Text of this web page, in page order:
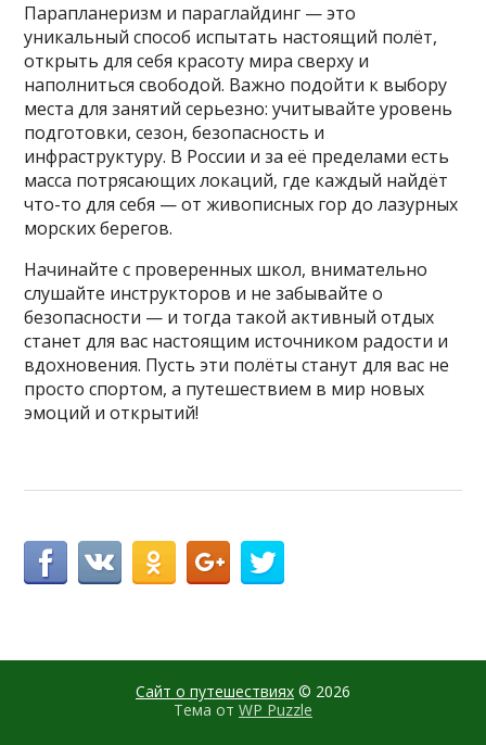
Парапланеризм и параглайдинг — это
уникальный способ испытать настоящий полёт,
открыть для себя красоту мира сверху и
наполниться свободой. Важно подойти к выбору
места для занятий серьезно: учитывайте уровень
подготовки, сезон, безопасность и
инфраструктуру. В России и за её пределами есть
масса потрясающих локаций, где каждый найдёт
что-то для себя — от живописных гор до лазурных
морских берегов.
Начинайте с проверенных школ, внимательно
слушайте инструкторов и не забывайте о
безопасности — и тогда такой активный отдых
станет для вас настоящим источником радости и
вдохновения. Пусть эти полёты станут для вас не
просто спортом, а путешествием в мир новых
эмоций и открытий!
Сайт о путешествиях © 2026
Тема от WP Puzzle